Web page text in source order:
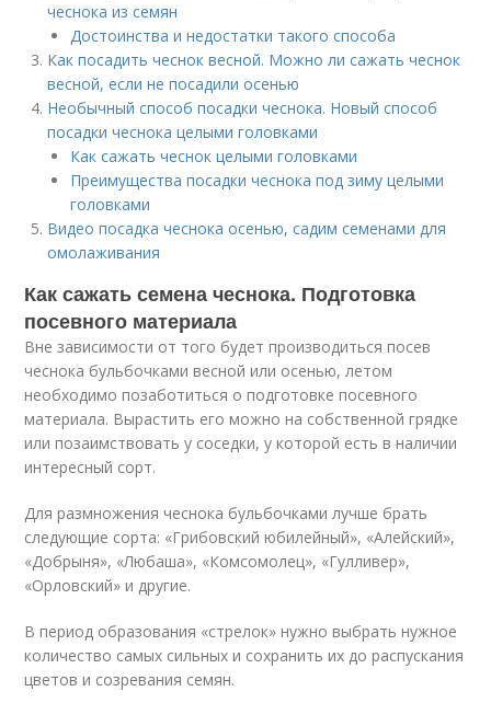
чеснока из семян
Достоинства и недостатки такого способа
Как посадить чеснок весной. Можно ли сажать чеснок
весной, если не посадили осенью
Необычный способ посадки чеснока. Новый способ
посадки чеснока целыми головками
Как сажать чеснок целыми головками
Преимущества посадки чеснока под зиму целыми
головками
Видео посадка чеснока осенью, садим семенами для
омолаживания
Как сажать семена чеснока. Подготовка
посевного материала
Вне зависимости от того будет производиться посев
чеснока бульбочками весной или осенью, летом
необходимо позаботиться о подготовке посевного
материала. Вырастить его можно на собственной грядке
или позаимствовать у соседки, у которой есть в наличии
интересный сорт.
Для размножения чеснока бульбочками лучше брать
следующие сорта: «Грибовский юбилейный», «Алейский»,
«Добрыня», «Любаша», «Комсомолец», «Гулливер»,
«Орловский» и другие.
В период образования «стрелок» нужно выбрать нужное
количество самых сильных и сохранить их до распускания
цветов и созревания семян.